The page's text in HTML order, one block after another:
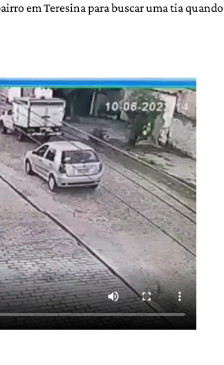
em Teresina para buscar uma tia quando